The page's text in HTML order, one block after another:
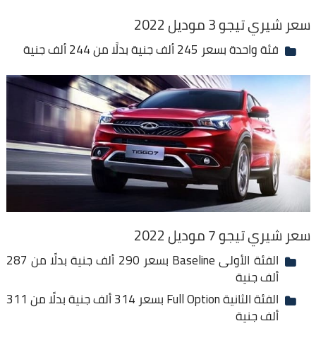
سعر شيري تيجو 3 موديل 2022
فئة واحدة بسعر 245 ألف جنية بدلًا من 244 ألف جنية
سعر شيري تيجو 7 موديل 2022
الفئة الأولى Baseline بسعر 290 ألف جنية بدلًا من 287
ألف جنية
الفئة الثانية Full Option بسعر 314 ألف جنية بدلًا من 311
ألف جنية